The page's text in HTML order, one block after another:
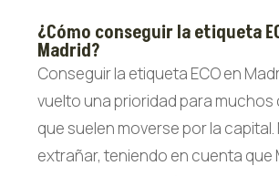
¿Cómo conseguir la etiqueta
Madrid?
Conseguir la etiqueta ECO en
vuelto una prioridad para
que suelen moverse por la capital.
extrañar, teniendo en cuenta que